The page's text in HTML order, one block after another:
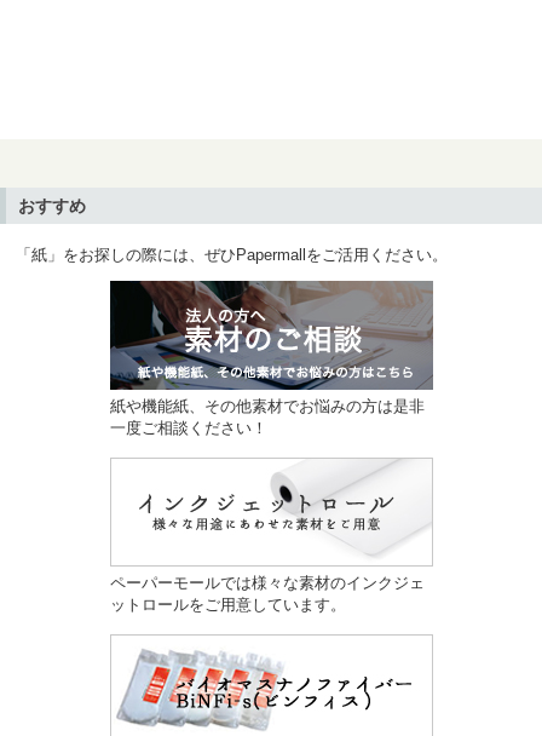
おすすめ
「紙」をお探しの際には、ぜひPapermallをご活用ください。
紙や機能紙、その他素材でお悩みの方は是非
一度ご相談ください！
ペーパーモールでは様々な素材のインクジェ
ットロールをご用意しています。